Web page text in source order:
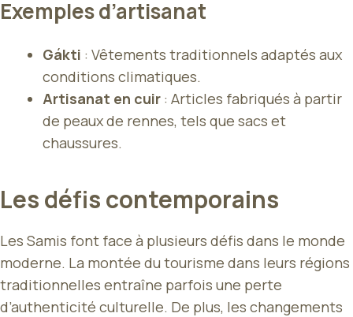
Exemples d’artisanat
Gákti : Vêtements traditionnels adaptés aux
conditions climatiques.
Artisanat en cuir : Articles fabriqués à partir
de peaux de rennes, tels que sacs et
chaussures.
Les défis contemporains
Les Samis font face à plusieurs défis dans le monde
moderne. La montée du tourisme dans leurs régions
traditionnelles entraîne parfois une perte
d’authenticité culturelle. De plus, les changements